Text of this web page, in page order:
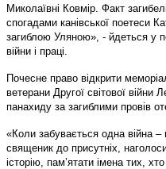
Миколаївні Ковмір. Факт
спогадами канівської поетеси
загиблою Уляною», - йдеться у
війни і праці.
Почесне право відкрити
ветерани Другої світової війни
панахиду за загиблими провів
«Коли забувається одна війна
священик до присутніх,
історію, пам’ятати імена тих,